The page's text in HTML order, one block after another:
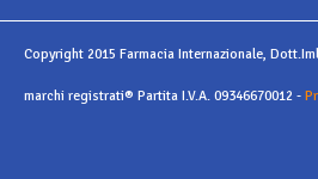
Copyright 2015 Farmacia Internazionale,
marchi registrati® Partita I.V.A. 09346670012 -